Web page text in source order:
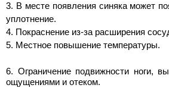
3. В месте появления синяка может
уплотнение.
4. Покраснение из-за расширения
5. Местное повышение температуры.
6. Ограничение подвижности ноги,
ощущениями и отеком.